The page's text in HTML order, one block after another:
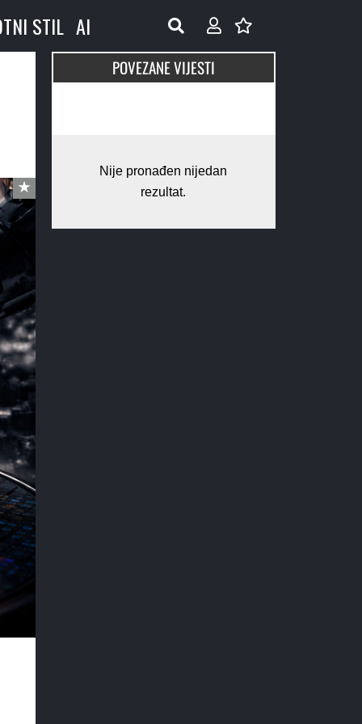
STIL AI
POVEZANE VIJESTI
Nije pronađen nijedan
rezultat.